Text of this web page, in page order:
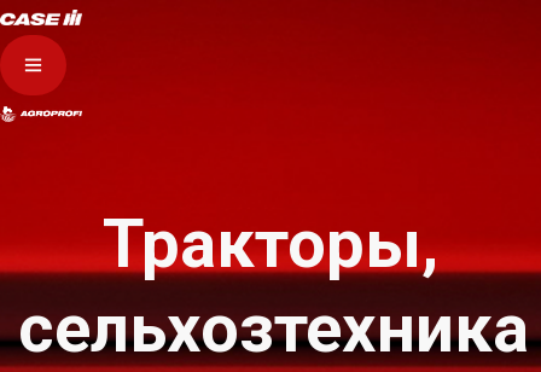
Тракторы,
сельхозтехника